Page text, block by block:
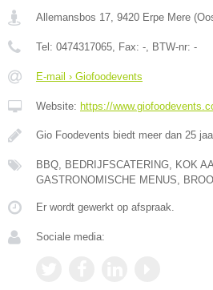
Allemansbos 17 9420 Erpe Mere (
Tel: 0474317065 , Fax: - , BTW-nr: -
E-mail › Giofoodevents
Website: https://
Gio Foodevents biedt meer dan 25
BBQ, BEDRIJFSCATERING, KOK
GASTRONOMISCHE MENUS,
Er wordt gewerkt op afspraak.
Sociale media: